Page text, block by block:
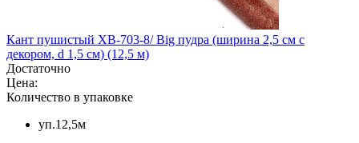
Кант пушистый XB-703-8/ Big пудра (ширина 2,5 см с
декором, d 1,5 см) (12,5 м)
Достаточно
Цена:
Количество в упаковке
уп.12,5м